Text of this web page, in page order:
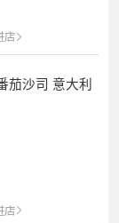
店
茄沙司 意大利
店